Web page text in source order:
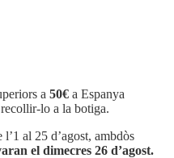
a 50€ a Espanya
lo a la botiga.
al 25 d’agost, ambdòs
el dimecres 26 d’agost.